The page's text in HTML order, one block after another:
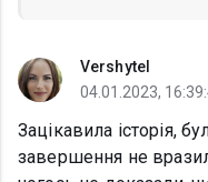
Vershytel
04.01.2023,
Зацікавила історія,
завершення не